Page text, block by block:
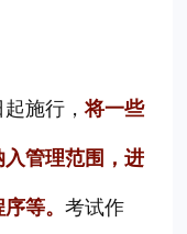
起施行，将一些
管理范围，进
序等。考试作